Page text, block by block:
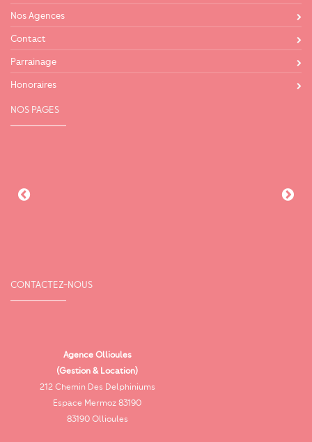
Nos Agences
Contact
Parrainage
Honoraires
NOS PAGES
CONTACTEZ-NOUS
Agence Ollioules
(Gestion & Location)
212 Chemin Des Delphiniums
Espace Mermoz 83190
83190 Ollioules